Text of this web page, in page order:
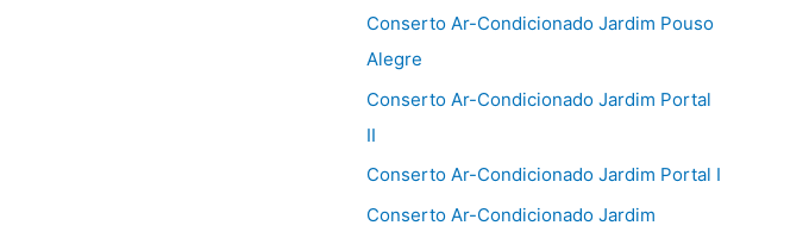
Conserto Ar-Condicionado Jardim Pouso
Alegre
Conserto Ar-Condicionado Jardim Portal
II
Conserto Ar-Condicionado Jardim Portal I
Conserto Ar-Condicionado Jardim